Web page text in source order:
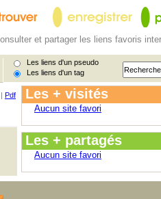
et partager les liens favoris
Les liens d'un pseudo
Les liens d'un tag
| Pdf Les + visités
Aucun site favori
Les + partagés
Aucun site favori